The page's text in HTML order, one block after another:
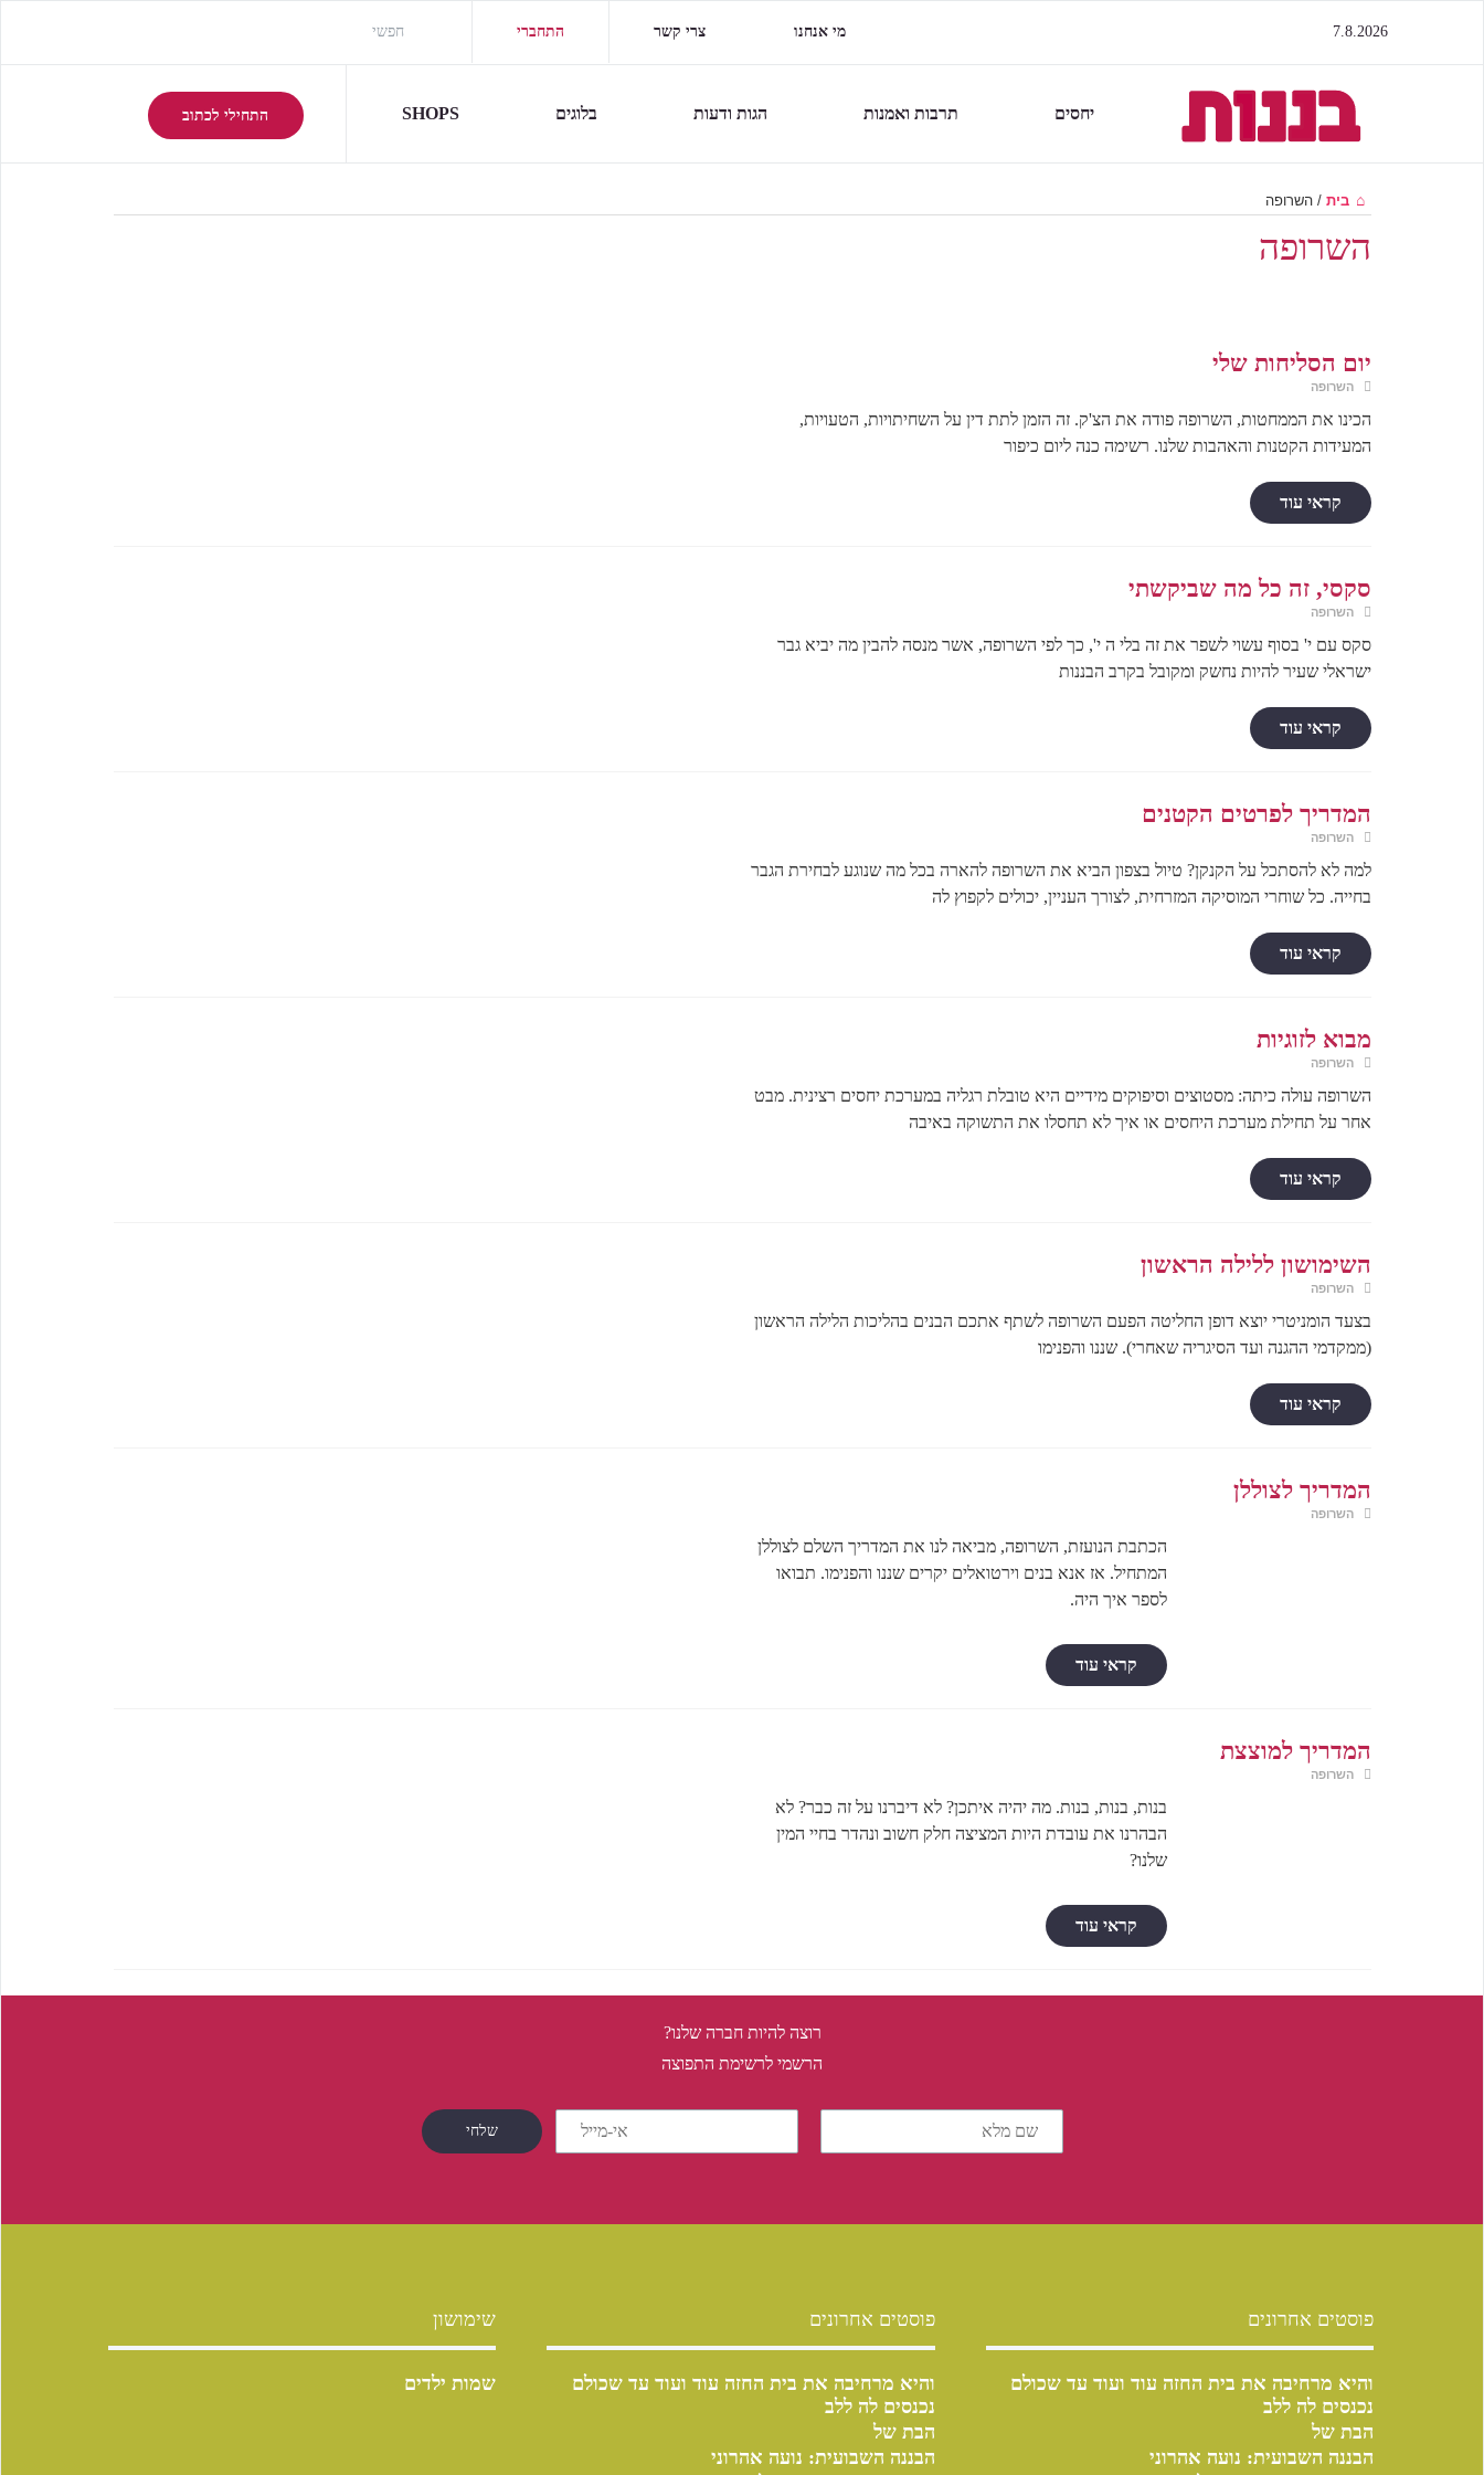
התחברי צרי קשר מי אנחנו 7.8.2026
התחילי לכתוב יחסים תרבות ואמנות הגות ודעות בלוגים SHOPS
בית /השרופה
השרופה
יום הסליחות שלי
השרופה
הכינו את הממחטות, השרופה פודה את הצ'ק. זה הזמן לתת דין על השחיתויות, הטעויות,
המעידות הקטנות והאהבות שלנו. רשימה כנה ליום כיפור
קראי עוד
סקסי, זה כל מה שביקשתי
השרופה
סקס עם י' בסוף עשוי לשפר את זה בלי ה י', כך לפי השרופה, אשר מנסה להבין מה יביא גבר
ישראלי שעיר להיות נחשק ומקובל בקרב הבננות
קראי עוד
המדריך לפרטים הקטנים
השרופה
למה לא להסתכל על הקנקן? טיול בצפון הביא את השרופה להארה בכל מה שנוגע לבחירת הגבר
בחייה. כל שוחרי המוסיקה המזרחית, לצורך העניין, יכולים לקפוץ לה
קראי עוד
מבוא לזוגיות
השרופה
השרופה עולה כיתה: מסטוצים וסיפוקים מידיים היא טובלת רגליה במערכת יחסים רצינית. מבט
אחר על תחילת מערכת היחסים או איך לא תחסלו את התשוקה באיבה
קראי עוד
השימושון ללילה הראשון
השרופה
בצעד הומניטרי יוצא דופן החליטה הפעם השרופה לשתף אתכם הבנים בהליכות הלילה הראשון
(ממקדמי ההגנה ועד הסיגריה שאחרי). שננו והפנימו
קראי עוד
המדריך לצוללן
השרופה
הכתבת הנועזת, השרופה, מביאה לנו את המדריך השלם לצוללן
המתחיל. אז אנא בנים וירטואלים יקרים שננו והפנימו. תבואו
לספר איך היה.
קראי עוד
המדריך למוצצת
השרופה
בנות, בנות, בנות. מה יהיה איתכן? לא דיברנו על זה כבר? לא
הבהרנו את עובדת היות המציצה חלק חשוב ונהדר בחיי המין
שלנו?
קראי עוד
רוצה להיות חברה שלנו?
הרשמי לרשימת התפוצה
שימושון
שמות ילדים
פוסטים אחרונים
והיא מרחיבה את בית החזה עוד ועוד עד שכולם
נכנסים לה ללב
הבת של
הבננה השבועית: נועה אהרוני
פוסטים אחרונים
והיא מרחיבה את בית החזה עוד ועוד עד שכולם
נכנסים לה ללב
הבת של
הבננה השבועית: נועה אהרוני